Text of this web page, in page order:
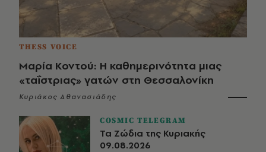
THESS VOICE
Μαρία Κοντού: Η καθημερινότητα μιας
«ταΐστριας» γατών στη Θεσσαλονίκη
Κυριάκος Αθανασιάδης
COSMIC TELEGRAM
Τα Ζώδια της Κυριακής
09.08.2026